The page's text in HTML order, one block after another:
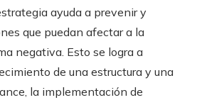
ayuda a prevenir y
que puedan afectar a la
negativa. Esto se logra a
de una estructura y una
la implementación de